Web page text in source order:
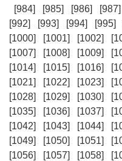
[984]
[985] [986] [987]
[992]
[993] [994] [995]
[1000]
[1001] [1002]
[1007]
[1008] [1009]
[1014]
[1015] [1016]
[1021]
[1022] [1023]
[1028]
[1029] [1030]
[1035]
[1036] [1037]
[1042]
[1043] [1044]
[1049]
[1050] [1051]
[1056]
[1057] [1058]